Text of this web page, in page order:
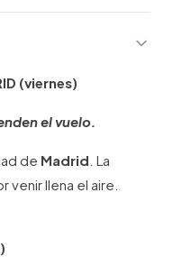
(viernes)
el vuelo.
de Madrid . La
llena el aire.